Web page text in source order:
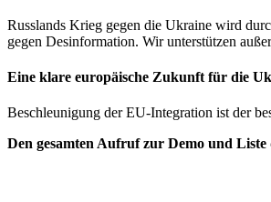
Russlands Krieg gegen die Ukraine wird
gegen Desinformation. Wir unterstützen
Eine klare europäische Zukunft für die
Beschleunigung der EU-Integration ist der
Den gesamten Aufruf zur Demo und